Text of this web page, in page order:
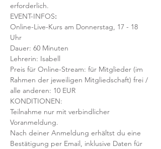
erforderlich.
EVENT-INFOS:
Online-Live-Kurs am Donnerstag, 17 - 18
Uhr
Dauer: 60 Minuten
Lehrerin: Isabell
Preis für Online-Stream: für Mitglieder (im
Rahmen der jeweiligen Mitgliedschaft) frei /
alle anderen: 10 EUR
KONDITIONEN:
Teilnahme nur mit verbindlicher
Voranmeldung.
Nach deiner Anmeldung erhältst du eine
Bestätigung per Email, inklusive Daten für